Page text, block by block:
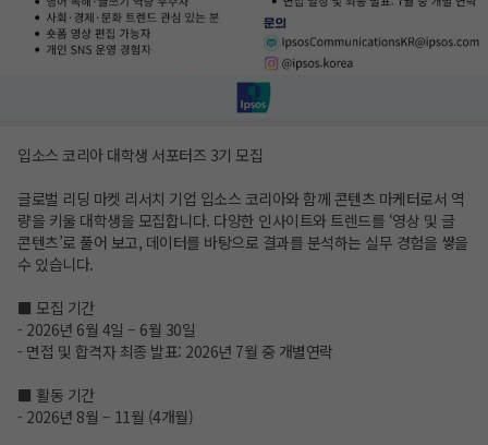
입소스 코리아 대학생 서포터즈 3기 모집
글로벌 리딩 마켓 리서치 기업 입소스 코리아와 함께 콘텐츠 마케터로서 역
량을 키울 대학생을 모집합니다. 다양한 인사이트와 트렌드를 ‘영상 및 글
콘텐츠’로 풀어 보고, 데이터를 바탕으로 결과를 분석하는 실무 경험을 쌓을
수 있습니다.
■ 모집 기간
- 2026년 6월 4일 – 6월 30일
- 면접 및 합격자 최종 발표: 2026년 7월 중 개별연락
■ 활동 기간
- 2026년 8월 – 11월 (4개월)